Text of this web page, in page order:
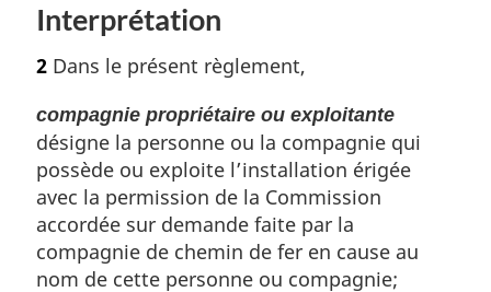
Interprétation
2 Dans le présent règlement,
compagnie propriétaire ou exploitante
désigne la personne ou la compagnie qui
possède ou exploite l’installation érigée
avec la permission de la Commission
accordée sur demande faite par la
compagnie de chemin de fer en cause au
nom de cette personne ou compagnie;